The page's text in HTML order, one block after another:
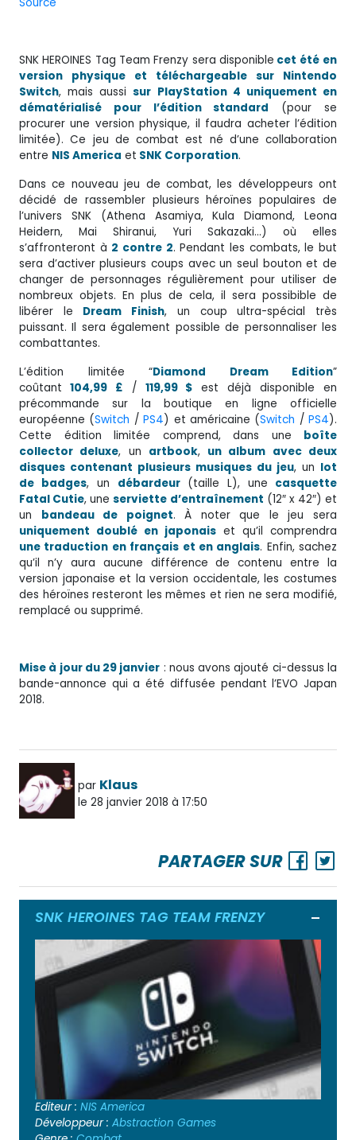
SNK HEROINES Tag Team Frenzy sera disponible cet été en
version physique et téléchargeable sur Nintendo
Switch, mais aussisur PlayStation 4 uniquement en
dématérialisé pour l’édition standard (pour se
procurer une version physique, il faudra acheter l’édition
limitée). Ce jeu de combat est né d’une collaboration
entre NIS America et SNK Corporation.
Dans ce nouveau jeu de combat, les développeurs ont
décidé de rassembler plusieurs héroïnes populaires de
l’univers SNK (Athena Asamiya, Kula Diamond, Leona
Heidern, Mai Shiranui, Yuri Sakazaki…) où elles
s’affronteront à 2 contre 2. Pendant les combats, le but
sera d’activer plusieurs coups avec un seul bouton et de
changer de personnages régulièrement pour utiliser de
nombreux objets. En plus de cela, il sera possibible de
libérer le Dream Finish, un coup ultra-spécial très
puissant. Il sera également possible de personnaliser les
combattantes.
L’édition limitée “Diamond Dream Edition”
coûtant 104,99 £ / 119,99 $ est déjà disponible en
précommande sur la boutique en ligne officielle
européenne (Switch /PS4) et américaine (Switch / PS4).
Cette édition limitée comprend, dans une boîte
collector deluxe, un artbook, un album avec deux
disques contenant plusieurs musiques du jeu, un lot
de badges, un débardeur(taille L), une casquette
Fatal Cutie, uneserviette d’entraînement (12″ x 42″) et
un bandeau de poignet. À noter que le jeu sera
uniquement doublé en japonais et qu’il comprendra
une traduction en français et en anglais. Enfin, sachez
qu’il n’y aura aucune différence de contenu entre la
version japonaise et la version occidentale, les costumes
des héroïnes resteront les mêmes et rien ne sera modifié,
remplacé ou supprimé.
Mise à jour du 29 janvier : nous avons ajouté ci-dessus la
bande-annonce qui a été diffusée pendant l’EVO Japan
2018.
par Klaus
le 28 janvier 2018 à 17:50
PARTAGER SUR
SNK HEROINES TAG TEAM FRENZY
Editeur : NIS America
Développeur : Abstraction Games